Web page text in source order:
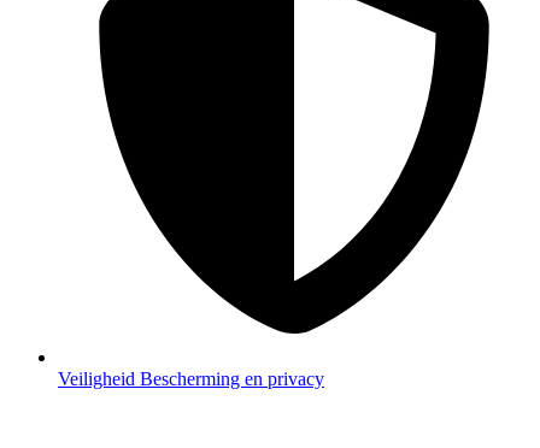
Veiligheid Bescherming en privacy